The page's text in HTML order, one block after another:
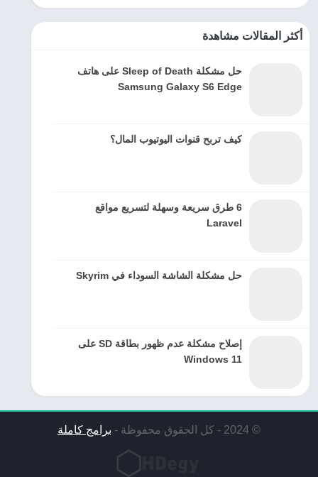
أكثر المقالات مشاهدة
حل مشكلة Sleep of Death على هاتف
Samsung Galaxy S6 Edge
كيف تربح قنوات اليوتيوب المال؟
6 طرق سريعة وسهلة لتسريع مواقع
Laravel
حل مشكلة الشاشة السوداء في Skyrim
إصلاح مشكلة عدم ظهور بطاقة SD على
Windows 11
© 2024 - كل الحقوق محفوظة - برامج كاملة